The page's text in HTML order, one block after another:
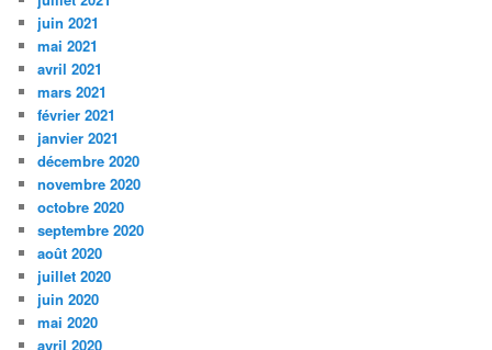
juin 2021
mai 2021
avril 2021
mars 2021
février 2021
janvier 2021
décembre 2020
novembre 2020
octobre 2020
septembre 2020
août 2020
juillet 2020
juin 2020
mai 2020
avril 2020